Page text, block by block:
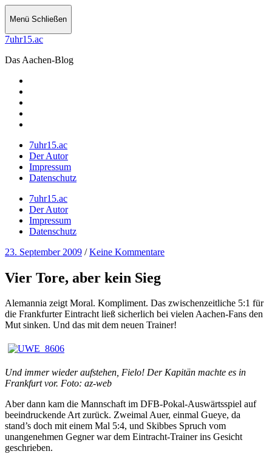
Menü Schließen
7uhr15.ac
Das Aachen-Blog
7uhr15.ac
Der Autor
Impressum
Datenschutz
7uhr15.ac
Der Autor
Impressum
Datenschutz
23. September 2009 / Keine Kommentare
Vier Tore, aber kein Sieg
Alemannia zeigt Moral. Kompliment. Das zwischenzeitliche 5:1 für
die Frankfurter Eintracht ließ sicherlich bei vielen Aachen-Fans den
Mut sinken. Und das mit dem neuen Trainer!
Und immer wieder aufstehen, Fielo! Der Kapitän machte es in
Frankfurt vor. Foto: az-web
Aber dann kam die Mannschaft im DFB-Pokal-Auswärtsspiel auf
beeindruckende Art zurück. Zweimal Auer, einmal Gueye, da
stand’s doch mit einem Mal 5:4, und Skibbes Spruch vom
unangenehmen Gegner war dem Eintracht-Trainer ins Gesicht
geschrieben.